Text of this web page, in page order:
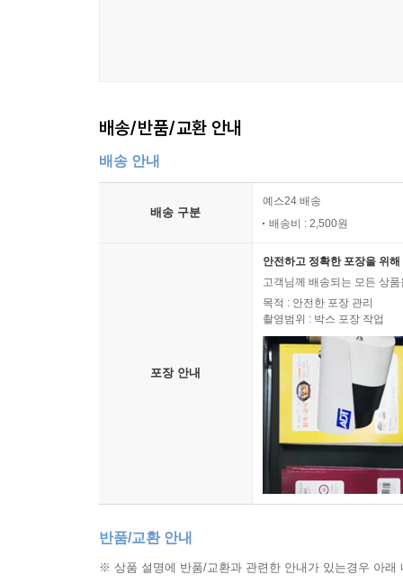
배송/반품/교환 안내
배송 안내
배송 구분
예스24 배송
배송비 : 2,500원
포장 안내
안전하고 정확한 포장을 위
고객님께 배송되는 모든 상
목적 : 안전한 포장 관리
촬영범위 : 박스 포장 작업
반품/교환 안내
※ 상품 설명에 반품/교환과 관련한 안내가 있는경우 아